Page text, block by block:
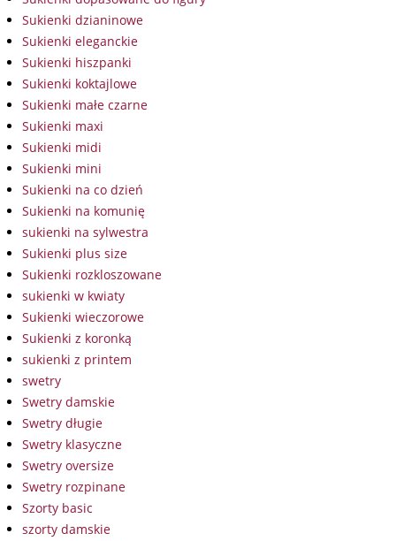
Sukienki dzianinowe
Sukienki eleganckie
Sukienki hiszpanki
Sukienki koktajlowe
Sukienki małe czarne
Sukienki maxi
Sukienki midi
Sukienki mini
Sukienki na co dzień
Sukienki na komunię
sukienki na sylwestra
Sukienki plus size
Sukienki rozkloszowane
sukienki w kwiaty
Sukienki wieczorowe
Sukienki z koronką
sukienki z printem
swetry
Swetry damskie
Swetry długie
Swetry klasyczne
Swetry oversize
Swetry rozpinane
Szorty basic
szorty damskie